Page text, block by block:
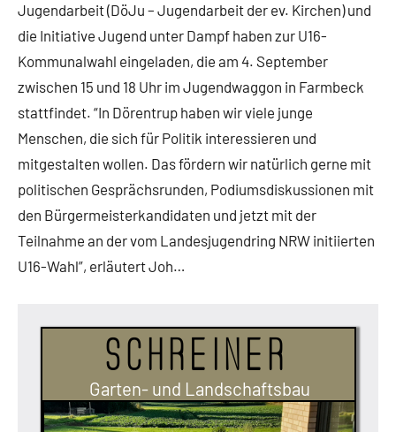
Jugendarbeit (DöJu – Jugendarbeit der ev. Kirchen) und
die Initiative Jugend unter Dampf haben zur U16-
Kommunalwahl eingeladen, die am 4. September
zwischen 15 und 18 Uhr im Jugendwaggon in Farmbeck
stattfindet. “In Dörentrup haben wir viele junge
Menschen, die sich für Politik interessieren und
mitgestalten wollen. Das fördern wir natürlich gerne mit
politischen Gesprächsrunden, Podiumsdiskussionen mit
den Bürgermeisterkandidaten und jetzt mit der
Teilnahme an der vom Landesjugendring NRW initiierten
U16-Wahl”, erläutert Joh…
Schreiner
Garten- und Landschaftsbau